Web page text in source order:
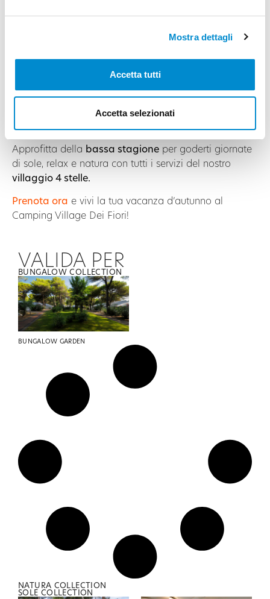
Mostra dettagli
Accetta tutti
Accetta selezionati
Validadall’11 settembre al 5 ottobre
Offerta applicata su:
Bungalow Garden, Maxi
Mare Standard, Maxi Mare Large, Chalet Sole
Classic, Chalet Sole Six Beds, Caravan Tabbert
10 giorni al prezzo di 8
Approfitta della bassa stagione per goderti giornate
di sole, relax e natura con tutti i servizi del nostro
villaggio 4 stelle.
Prenota ora e vivi la tua vacanza d’autunno al
Camping Village Dei Fiori!
VALIDA PER
BUNGALOW COLLECTION
BUNGALOW GARDEN
NATURA COLLECTION
SOLE COLLECTION